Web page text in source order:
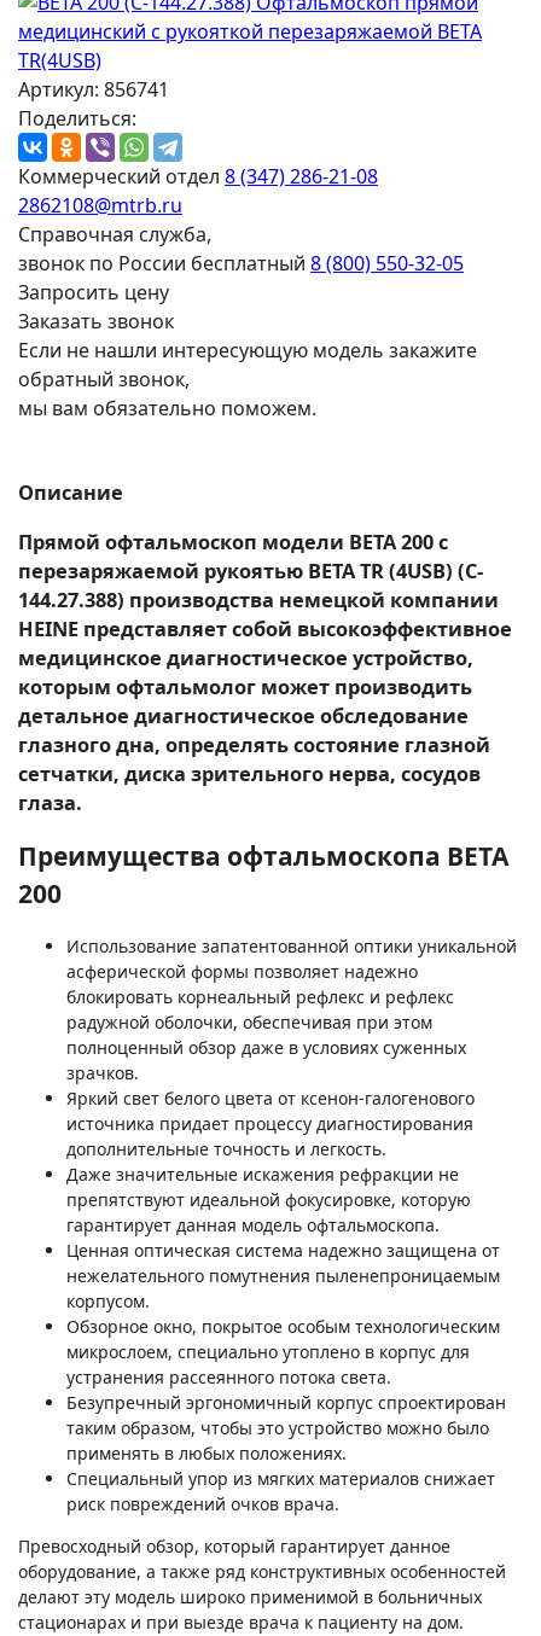
Артикул: 856741
Поделиться:
Коммерческий отдел 8 (347) 286-21-08
2862108@mtrb.ru
Справочная служба,
звонок по России бесплатный 8 (800) 550-32-05
Запросить цену
Заказать звонок
Если не нашли интересующую модель закажите
обратный звонок,
мы вам обязательно поможем.
Описание
Прямой офтальмоскоп модели BETA 200 с
перезаряжаемой рукоятью BETA ТR (4USB) (C-
144.27.388) производства немецкой компании
HEINE представляет собой высокоэффективное
медицинское диагностическое устройство,
которым офтальмолог может производить
детальное диагностическое обследование
глазного дна, определять состояние глазной
сетчатки, диска зрительного нерва, сосудов
глаза.
Преимущества офтальмоскопа BETA
200
Использование запатентованной оптики уникальной
асферической формы позволяет надежно
блокировать корнеальный рефлекс и рефлекс
радужной оболочки, обеспечивая при этом
полноценный обзор даже в условиях суженных
зрачков.
Яркий свет белого цвета от ксенон-галогенового
источника придает процессу диагностирования
дополнительные точность и легкость.
Даже значительные искажения рефракции не
препятствуют идеальной фокусировке, которую
гарантирует данная модель офтальмоскопа.
Ценная оптическая система надежно защищена от
нежелательного помутнения пыленепроницаемым
корпусом.
Обзорное окно, покрытое особым технологическим
микрослоем, специально утоплено в корпус для
устранения рассеянного потока света.
Безупречный эргономичный корпус спроектирован
таким образом, чтобы это устройство можно было
применять в любых положениях.
Специальный упор из мягких материалов снижает
риск повреждений очков врача.
Превосходный обзор, который гарантирует данное
оборудование, а также ряд конструктивных особенностей
делают эту модель широко применимой в больничных
стационарах и при выезде врача к пациенту на дом.